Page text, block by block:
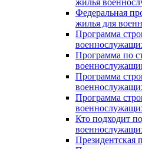
жилья
Федеральная
жилья для
Программа
Программа по
Программа
Программа
Кто подходит
Президентская